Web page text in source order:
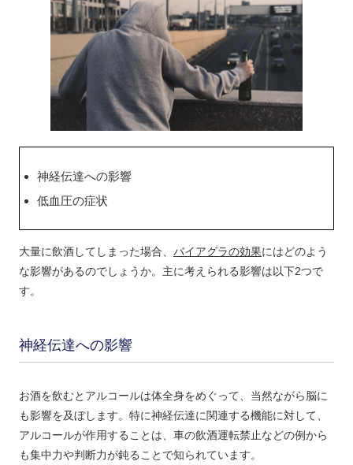
神経伝達への影響
低血圧の症状
大量に飲酒してしまった場合、 バイアグラの効果にはどのよう
な影響があるのでしょうか。主に考えられる影響は以下2つで
す。
神経伝達への影響
お酒を飲むとアルコールは体全身をめぐって、当然ながら脳に
も影響を及ぼします。特に神経伝達に関連する機能に対して、
アルコールが作用することは、車の飲酒運転禁止などの例から
も集中力や判断力が鈍ることで知られています。